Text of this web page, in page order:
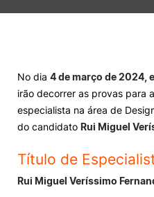
Investigação e Projetos
Alunos
Knowledge Factory
Candidaturas
No dia 4 de março de 2024,
irão decorrer as provas para
especialista na área de
do candidato Rui Miguel
Título de
Rui Miguel Veríssimo